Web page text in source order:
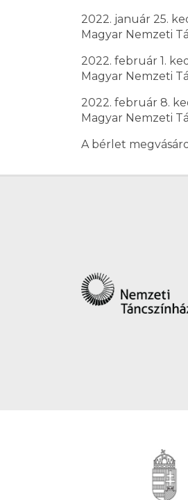
2022. január 25.
Magyar Nemzeti
2022. február 1.
Magyar Nemzeti
2022. február 8.
Magyar Nemzeti
A bérlet